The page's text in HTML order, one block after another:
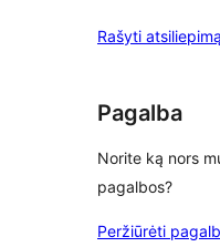
reviews
star
Rašyti atsiliepimą
Pagalba
Norite ką nors
pagalbos?
Peržiūrėti